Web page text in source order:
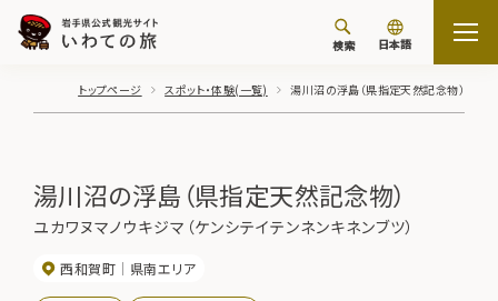
検索 日本語
トップページ スポット・体験(一覧) 湯川沼の浮島（県指定天然記念物）
湯川沼の浮島（県指定天然記念物）
ユカワヌマノウキジマ（ケンシテイテンネンキネンブツ）
西和賀町 県南エリア